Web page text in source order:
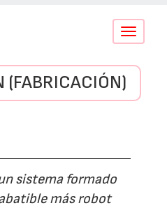
Conmutar
(FABRICACIÓN)
sistema formado
más robot